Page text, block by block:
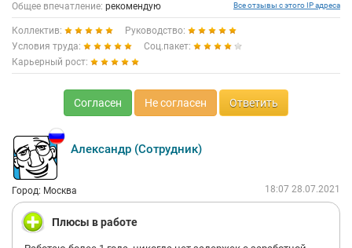
Общее впечатление: рекомендую Все отзывы с этого IP адреса
Коллектив:
Руководство:
Условия труда:
Соц.пакет:
Карьерный рост:
Согласен Не согласен Ответить
Александр (Сотрудник)
Город: Москва 18:07 28.07.2021
Плюсы в работе